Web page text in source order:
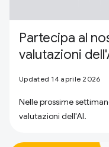
Partecipa al
valutazioni
Updated 14 aprile 2026
Nelle prossime
valutazioni dell'AI.